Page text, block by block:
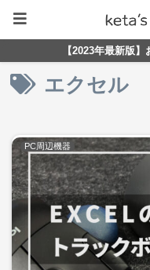
【2023年最新版
エクセル
PC周辺機器